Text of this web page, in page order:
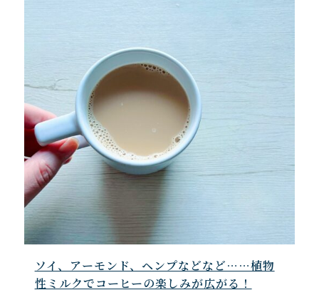
ソイ、アーモンド、ヘンプなどなど……植物
性ミルクでコーヒーの楽しみが広がる！